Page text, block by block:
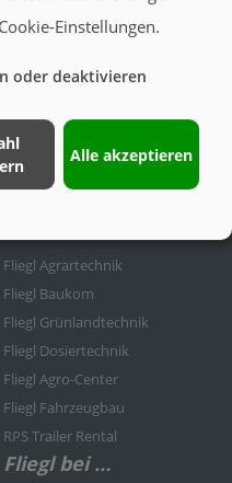
Fliegl Agrartechnik
Fliegl Baukom
Fliegl Grünlandtechnik
Fliegl Dosiertechnik
Fliegl Agro-Center
Fliegl Fahrzeugbau
RPS Trailer Rental
Fliegl bei …
Einstellungen.
oder deaktivieren
Alle akzeptieren